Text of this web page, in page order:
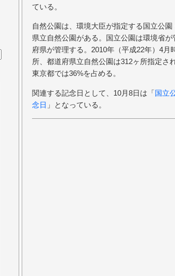
ている。
自然公園は、環境大臣が指定する国立公
県立自然公園がある。国立公園は環境省
府県が管理する。2010年（平成22年）4
所、都道府県立自然公園は312ヶ所指定さ
東京都では36%を占める。
関連する記念日として、10月8日は「国立
念日 」となっている。